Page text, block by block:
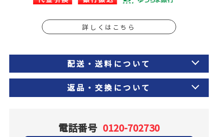
詳しくはこちら
配送・送料について
返品・交換について
電話番号 0120-702730